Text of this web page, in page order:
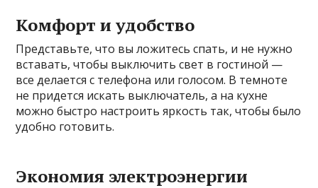
Комфорт и удобство
Представьте, что вы ложитесь спать, и не нужно
вставать, чтобы выключить свет в гостиной —
все делается с телефона или голосом. В темноте
не придется искать выключатель, а на кухне
можно быстро настроить яркость так, чтобы было
удобно готовить.
Экономия электроэнергии